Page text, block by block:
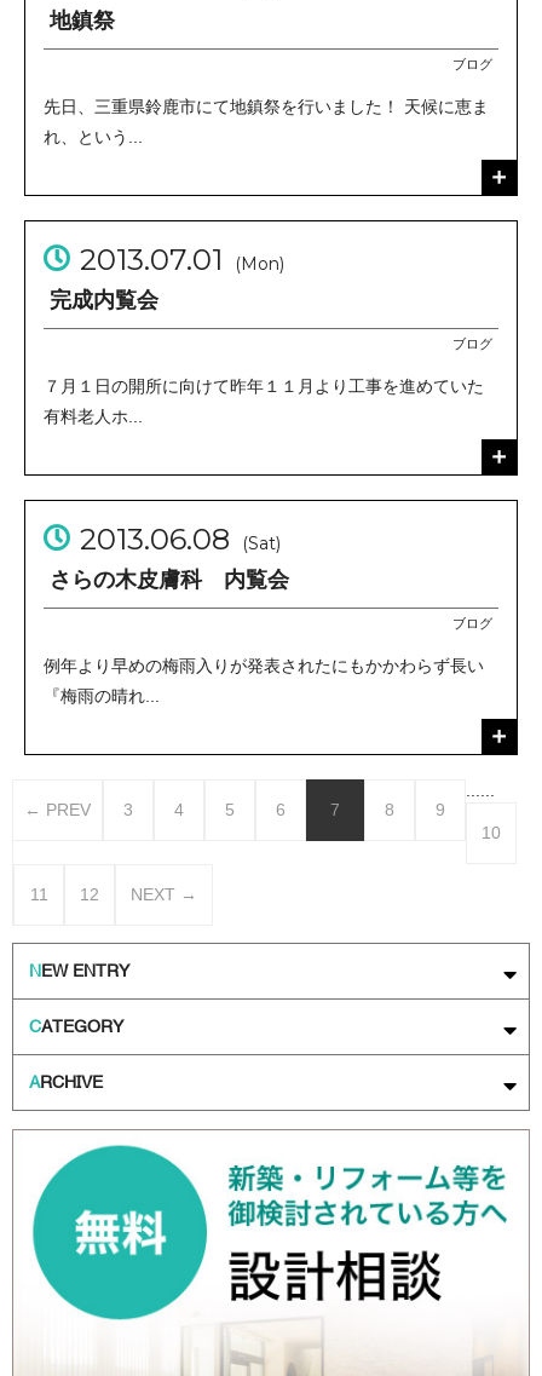
地鎮祭
ブログ
先日、三重県鈴鹿市にて地鎮祭を行いました！ 天候に恵ま
れ、という...
2013.07.01 (Mon)
完成内覧会
ブログ
７月１日の開所に向けて昨年１１月より工事を進めていた
有料老人ホ...
2013.06.08 (Sat)
さらの木皮膚科 内覧会
ブログ
例年より早めの梅雨入りが発表されたにもかかわらず長い
『梅雨の晴れ...
← PREV
...
3
4 5 6 7 8
9
10
11 12
...
NEXT →
NEW ENTRY
CATEGORY
ARCHIVE